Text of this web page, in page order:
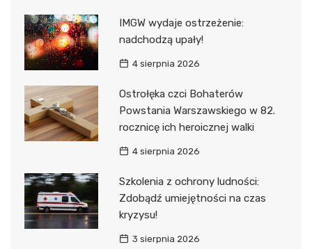
IMGW wydaje ostrzeżenie:
nadchodzą upały!
4 sierpnia 2026
Ostrołęka czci Bohaterów
Powstania Warszawskiego w 82.
rocznicę ich heroicznej walki
4 sierpnia 2026
Szkolenia z ochrony ludności:
Zdobądź umiejętności na czas
kryzysu!
3 sierpnia 2026